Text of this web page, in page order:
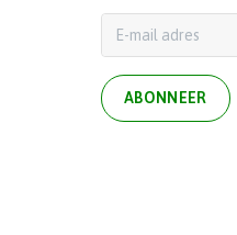
ABONNEER